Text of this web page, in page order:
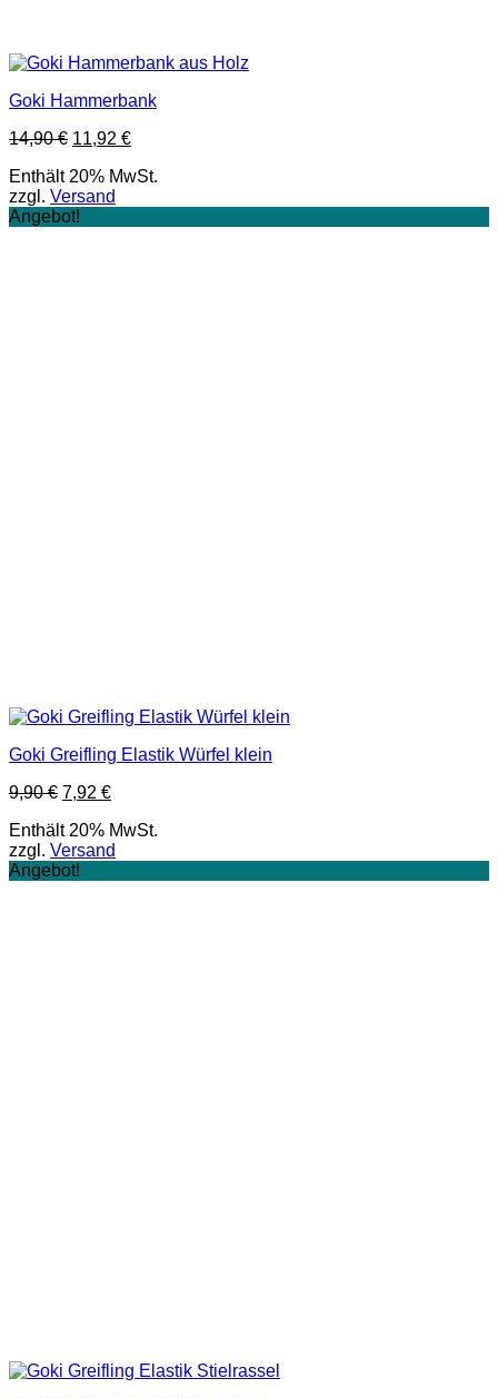
Goki Hammerbank
14,90€ Ursprünglicher
war:
14,90 €
11,92 €Aktueller
ist:
Enthält 20% MwSt.
zzgl. Versand
Angebot!
Goki Greifling Elastik Würfel klein
9,90€ Ursprünglicher
war:
9,90 €
7,92 €Aktueller
ist:
7,92 €.
Enthält 20% MwSt.
zzgl. Versand
Angebot!